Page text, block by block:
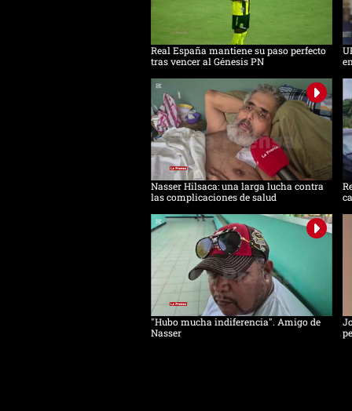
Real España mantiene su paso perfecto
tras vencer al Génesis PN
Nasser Hilsaca: una larga lucha contra
las complicaciones de salud
"Hubo mucha indiferencia". Amigo de
Nasser